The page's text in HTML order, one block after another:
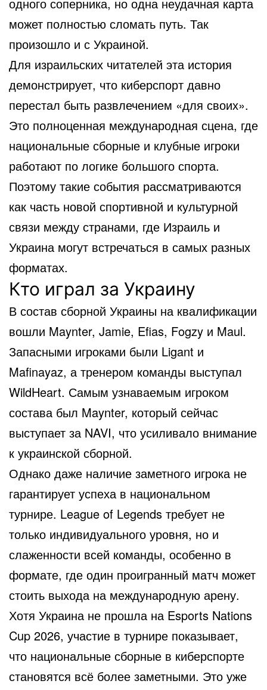
одного соперника, но одна неудачная карта
может полностью сломать путь. Так
произошло и с Украиной.
Для израильских читателей эта история
демонстрирует, что киберспорт давно
перестал быть развлечением «для своих».
Это полноценная международная сцена, где
национальные сборные и клубные игроки
работают по логике большого спорта.
Поэтому такие события рассматриваются
как часть новой спортивной и культурной
связи между странами, где Израиль и
Украина могут встречаться в самых разных
форматах.
Кто играл за Украину
В состав сборной Украины на квалификации
вошли Maynter, Jamie, Efias, Fogzy и Maul.
Запасными игроками были Ligant и
Mafinayaz, а тренером команды выступал
WildHeart. Самым узнаваемым игроком
состава был Maynter, который сейчас
выступает за NAVI, что усиливало внимание
к украинской сборной.
Однако даже наличие заметного игрока не
гарантирует успеха в национальном
турнире. League of Legends требует не
только индивидуального уровня, но и
слаженности всей команды, особенно в
формате, где один проигранный матч может
стоить выхода на международную арену.
Хотя Украина не прошла на Esports Nations
Cup 2026, участие в турнире показывает,
что национальные сборные в киберспорте
становятся всё более заметными. Это уже